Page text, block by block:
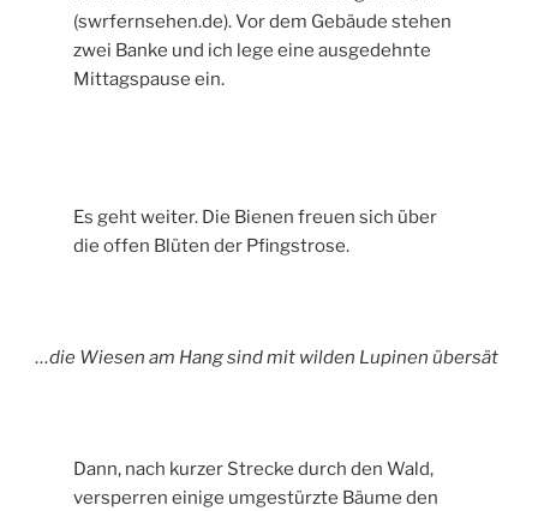
(swrfernsehen.de). Vor dem Gebäude stehen
zwei Banke und ich lege eine ausgedehnte
Mittagspause ein.
Es geht weiter. Die Bienen freuen sich über
die offen Blüten der Pfingstrose.
…die Wiesen am Hang sind mit wilden Lupinen übersät
Dann, nach kurzer Strecke durch den Wald,
versperren einige umgestürzte Bäume den